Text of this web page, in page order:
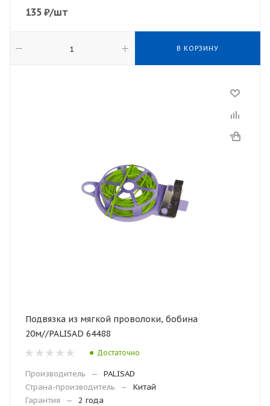
135 ₽/шт
В КОРЗИНУ
Подвязка из мягкой проволоки, бобина
20м//PALISAD 64488
Достаточно
Производитель —
PALISAD
Страна-производитель
—
Китай
Гарантия
—
2 года